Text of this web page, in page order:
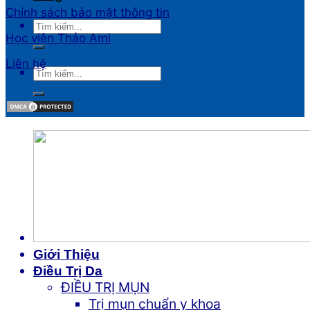
Chính sách bảo mật thông tin
Học viện Thảo Ami
Liên hệ
Giới Thiệu
Điều Trị Da
ĐIỀU TRỊ MỤN
Trị mụn chuẩn y khoa